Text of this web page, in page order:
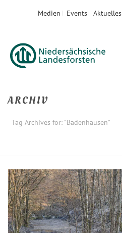
Medien Events Aktuelles
ARCHIV
Tag Archives for: "Badenhausen"